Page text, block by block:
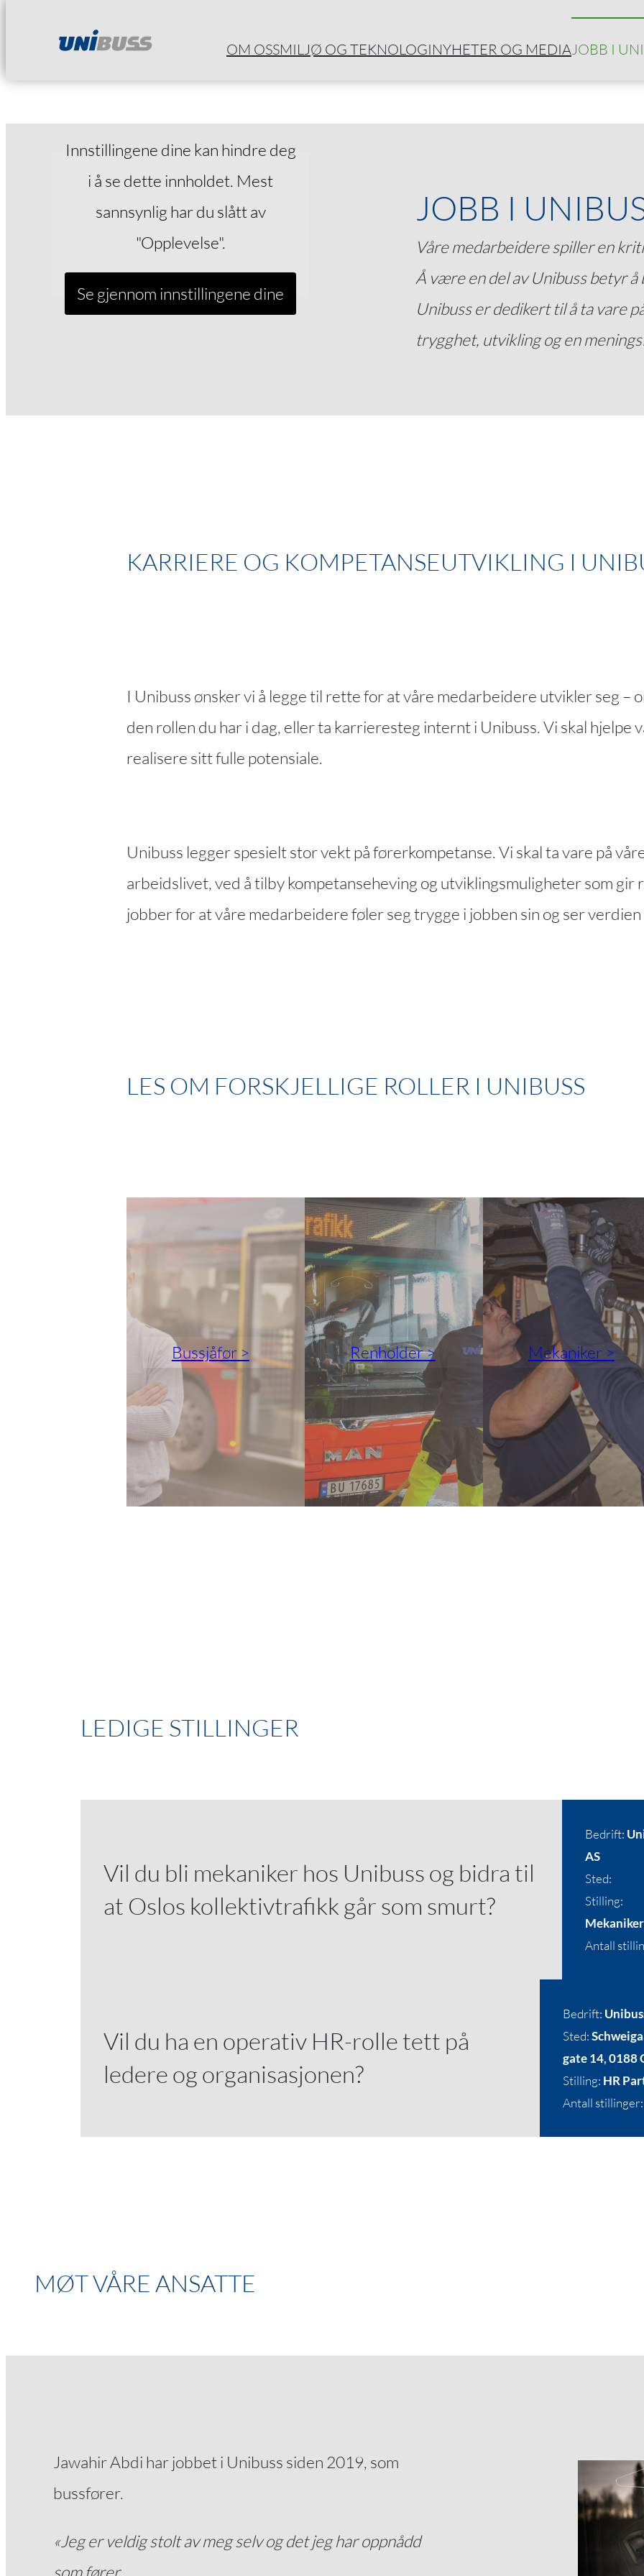
innhold
OM OSSMILJØ OG TEKNOLOGINYHETER OG MEDIAJOBB I
Innstillingene dine kan hindre deg
i å se dette innholdet. Mest
sannsynlig har du slått av
"Opplevelse".
Se gjennom innstillingene dine
JOBB I
Våre medarbeidere spiller en
Å være en del av Unibuss betyr
Unibuss er dedikert til å ta vare
trygghet, utvikling og en
KARRIERE OG KOMPETANSEUTVIKLING I
I Unibuss ønsker vi å legge til rette for at våre medarbeidere utvikler seg –
den rollen du har i dag, eller ta karrieresteg internt i Unibuss. Vi skal hjelpe
realisere sitt fulle potensiale.
Unibuss legger spesielt stor vekt på førerkompetanse. Vi skal ta vare på
arbeidslivet, ved å tilby kompetanseheving og utviklingsmuligheter som gir
jobber for at våre medarbeidere føler seg trygge i jobben sin og ser
LES OM FORSKJELLIGE ROLLER I UNIBUSS
Bussjåfør Renholder Mekaniker
LEDIGE STILLINGER
Vil du bli mekaniker hos Unibuss og bidra til
at Oslos kollektivtrafikk går som smurt?
Bedrift:
AS
Sted:
Stilling:
Mekaniker
Antall
Vil du ha en operativ HR-rolle tett på
ledere og organisasjonen?
Bedrift:
Sted:
gate 14, 0188
Stilling: HR
Antall stillinger:
MØT VÅRE ANSATTE
Jawahir Abdi har jobbet i Unibuss siden 2019, som
bussfører.
«Jeg er veldig stolt av meg selv og det jeg har oppnådd
som fører.
Nødvendige
informasjonskapslene
For at nettsiden vår
skal yte så godt som
nettstedet vårt,
øker du sjansen
for å se
personlig
tilpasset innhold
og tilbud.